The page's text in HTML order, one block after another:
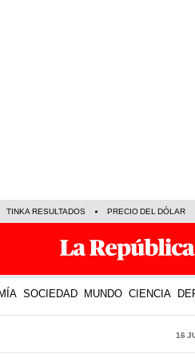
TINKA RESULTADOS PRECIO DEL DÓLAR
SOCIEDAD MUNDO CIENCIA
16